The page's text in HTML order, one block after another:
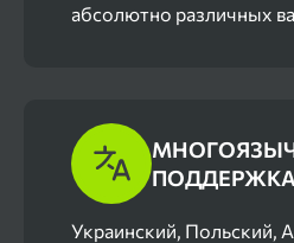
абсолютно различных
Украинский, Польский,